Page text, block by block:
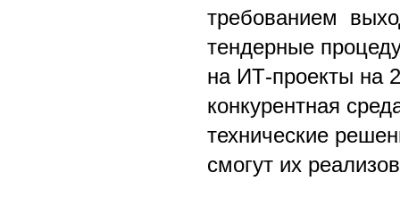
требованием
тендерные
на ИТ-проекты на
конкурентная
технические
смогут их